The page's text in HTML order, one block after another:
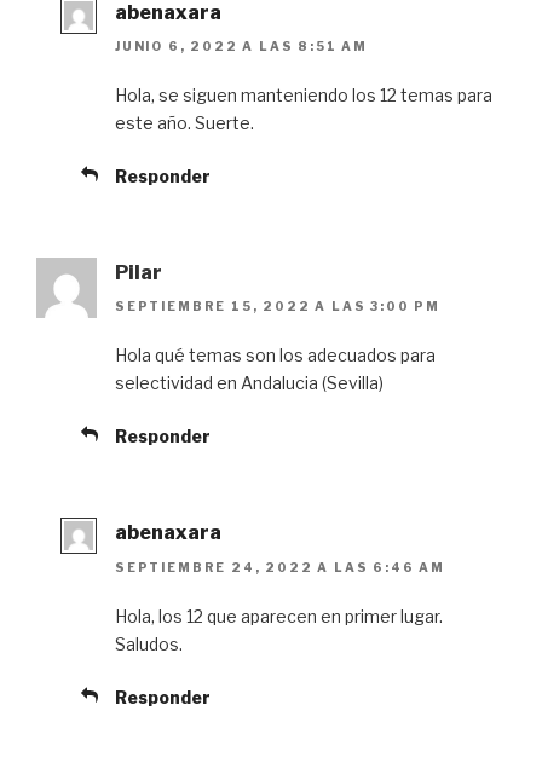
abenaxara
JUNIO 6, 2022 A LAS 8:51 AM
Hola, se siguen manteniendo los 12 temas para
este año. Suerte.
Responder
Pilar
SEPTIEMBRE 15, 2022 A LAS 3:00 PM
Hola qué temas son los adecuados para
selectividad en Andalucia (Sevilla)
Responder
abenaxara
SEPTIEMBRE 24, 2022 A LAS 6:46 AM
Hola, los 12 que aparecen en primer lugar.
Saludos.
Responder